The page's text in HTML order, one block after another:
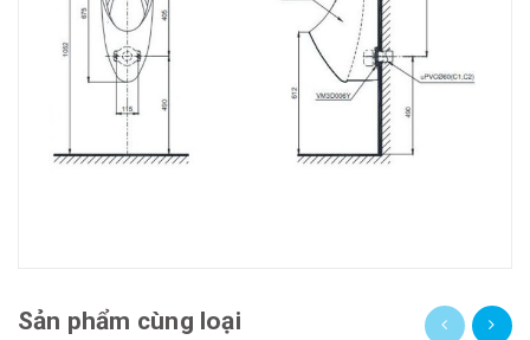
Sản phẩm cùng loại